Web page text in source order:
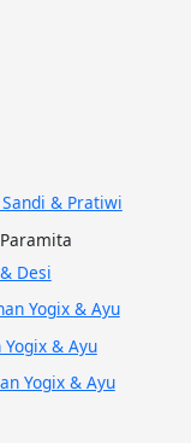
& Pratiwi
Desi
Yogix & Ayu
& Ayu
Yogix & Ayu